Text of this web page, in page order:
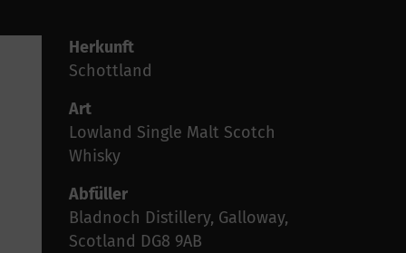
Herkunft
Schottland
Art
Lowland Single Malt Scotch
Whisky
Abfüller
Bladnoch Distillery, Galloway,
Scotland DG8 9AB